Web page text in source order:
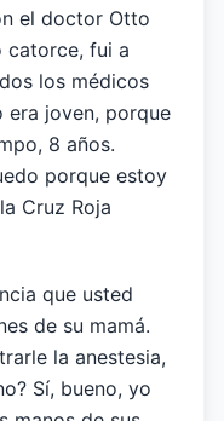
el doctor Otto
catorce, fui a
los médicos
era joven, porque
8 años.
porque estoy
Cruz Roja
que usted
de su mamá.
la anestesia,
Sí, bueno, yo